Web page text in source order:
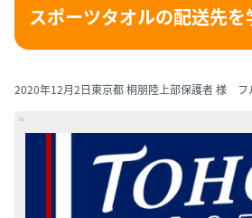
スポーツタオルの配送先を
2020年12月2日東京都 桐朋陸上部保護者 様 フ